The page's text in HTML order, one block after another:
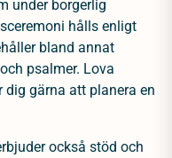
under borgerlig
hålls enligt
bland annat
psalmer. Lova
dig gärna att planera en
också stöd och